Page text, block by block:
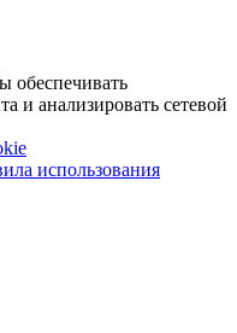
обеспечивать
и анализировать сетевой
использования